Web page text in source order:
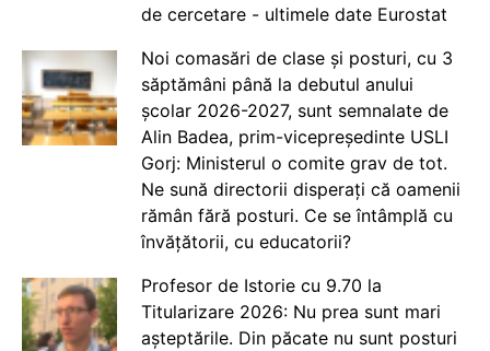
de cercetare - ultimele date Eurostat
Noi comasări de clase și posturi, cu 3
săptămâni până la debutul anului
școlar 2026-2027, sunt semnalate de
Alin Badea, prim-vicepreședinte USLI
Gorj: Ministerul o comite grav de tot.
Ne sună directorii disperați că oamenii
rămân fără posturi. Ce se întâmplă cu
învățătorii, cu educatorii?
Profesor de Istorie cu 9.70 la
Titularizare 2026: Nu prea sunt mari
așteptările. Din păcate nu sunt posturi